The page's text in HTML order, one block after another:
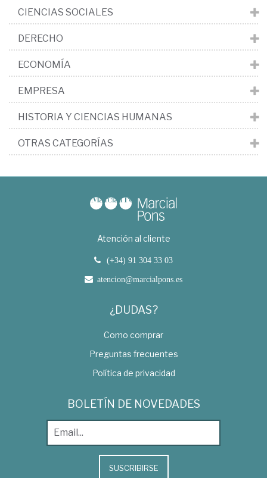
CIENCIAS SOCIALES
DERECHO
ECONOMÍA
EMPRESA
HISTORIA Y CIENCIAS HUMANAS
OTRAS CATEGORÍAS
Atención al cliente
(+34) 91 304 33 03
atencion@marcialpons.es
¿DUDAS?
Como comprar
Preguntas frecuentes
Política de privacidad
BOLETÍN DE NOVEDADES
SUSCRIBIRSE